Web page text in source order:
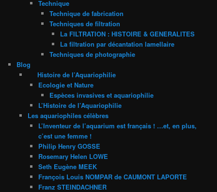
Technique
Technique de fabrication
Techniques de filtration
La FILTRATION : HISTOIRE & GENERALITES
La filtration par décantation lamellaire
Techniques de photographie
Blog
Histoire de l’Aquariophilie
Ecologie et Nature
Espèces invasives et aquariophilie
L’Histoire de l’Aquariophilie
Les aquariophiles célèbres
L’Inventeur de l’aquarium est français ! …et, en plus,
c’est une femme !
Philip Henry GOSSE
Rosemary Helen LOWE
Seth Eugène MEEK
François Louis NOMPAR de CAUMONT LAPORTE
Franz STEINDACHNER